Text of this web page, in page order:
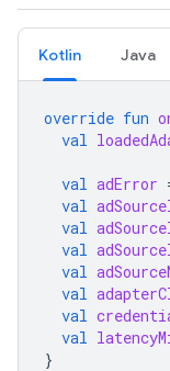
Kotlin Java
override fun
val
val adError
val
val
val
val
val
val
val
}